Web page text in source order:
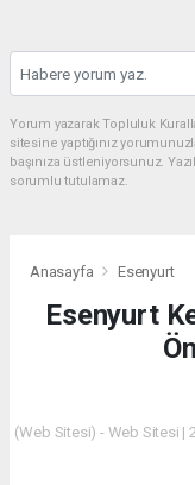
Yorum yazarak Topluluk
sitesine yaptığınız
başınıza üstleniyorsunuz.
sorumlu tutulamaz.
Anasayfa Esenyurt
Esenyurt
(Web Sitesi) - Web Sitesi |